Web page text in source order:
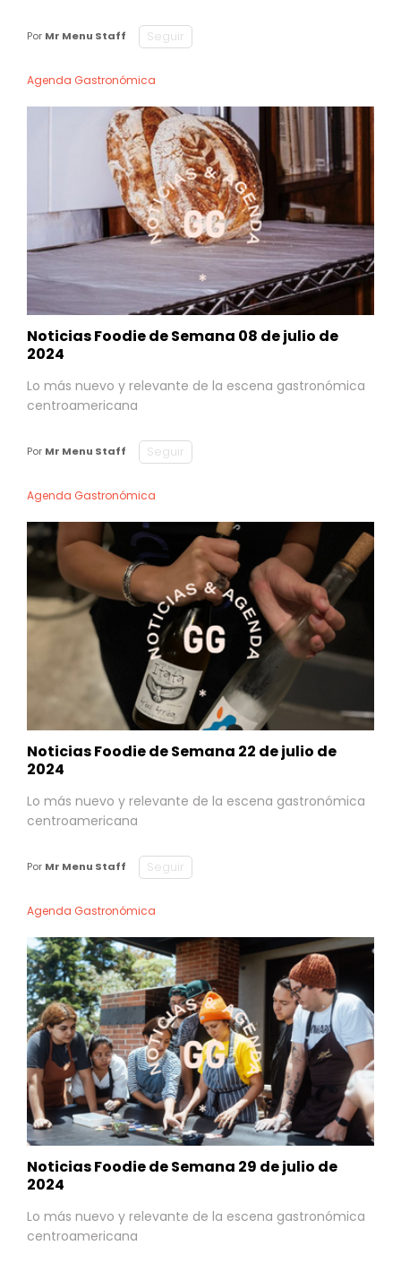
Por Mr Menu Staff Seguir
Agenda Gastronómica
Noticias Foodie de Semana 08 de julio de
2024
Lo más nuevo y relevante de la escena gastronómica
centroamericana
Por Mr Menu Staff Seguir
Agenda Gastronómica
Noticias Foodie de Semana 22 de julio de
2024
Lo más nuevo y relevante de la escena gastronómica
centroamericana
Por Mr Menu Staff Seguir
Agenda Gastronómica
Noticias Foodie de Semana 29 de julio de
2024
Lo más nuevo y relevante de la escena gastronómica
centroamericana